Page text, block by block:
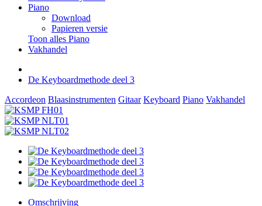
Piano
Download
Papieren versie
Toon alles Piano
Vakhandel
De Keyboardmethode deel 3
Accordeon Blaasinstrumenten Gitaar Keyboard Piano Vakhandel
Omschrijving